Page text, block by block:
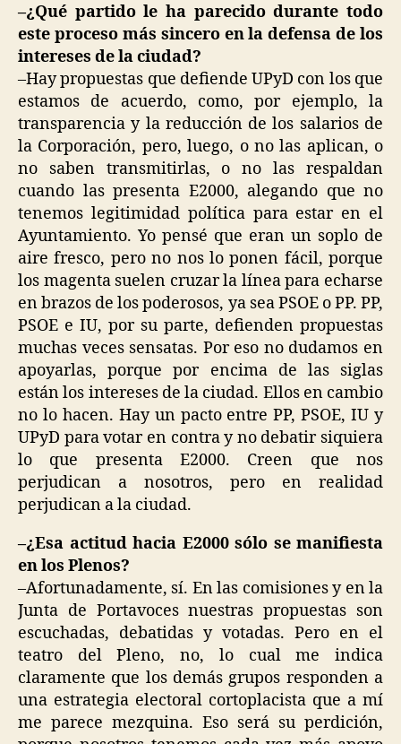
–¿Qué partido le ha parecido durante todo
este proceso más sincero en la defensa de los
intereses de la ciudad?
–Hay propuestas que defiende UPyD con los que
estamos de acuerdo, como, por ejemplo, la
transparencia y la reducción de los salarios de
la Corporación, pero, luego, o no las aplican, o
no saben transmitirlas, o no las respaldan
cuando las presenta E2000, alegando que no
tenemos legitimidad política para estar en el
Ayuntamiento. Yo pensé que eran un soplo de
aire fresco, pero no nos lo ponen fácil, porque
los magenta suelen cruzar la línea para echarse
en brazos de los poderosos, ya sea PSOE o PP. PP,
PSOE e IU, por su parte, defienden propuestas
muchas veces sensatas. Por eso no dudamos en
apoyarlas, porque por encima de las siglas
están los intereses de la ciudad. Ellos en cambio
no lo hacen. Hay un pacto entre PP, PSOE, IU y
UPyD para votar en contra y no debatir siquiera
lo que presenta E2000. Creen que nos
perjudican a nosotros, pero en realidad
perjudican a la ciudad.
–¿Esa actitud hacia E2000 sólo se manifiesta
en los Plenos?
–Afortunadamente, sí. En las comisiones y en la
Junta de Portavoces nuestras propuestas son
escuchadas, debatidas y votadas. Pero en el
teatro del Pleno, no, lo cual me indica
claramente que los demás grupos responden a
una estrategia electoral cortoplacista que a mí
me parece mezquina. Eso será su perdición,